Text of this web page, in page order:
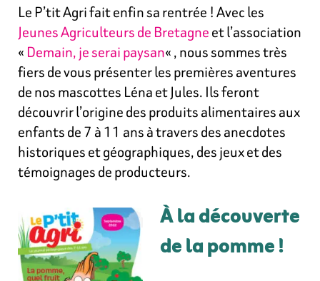
Le P’tit Agri fait enfin sa rentrée ! Avec les
Jeunes Agriculteurs de Bretagneet l’association
« Demain, je serai paysan« , nous sommes très
fiers de vous présenter les premières aventures
de nos mascottes Léna et Jules. Ils feront
découvrir l’origine des produits alimentaires aux
enfants de 7 à 11 ans à travers des anecdotes
historiques et géographiques, des jeux et des
témoignages de producteurs.
À la découverte
de la pomme !